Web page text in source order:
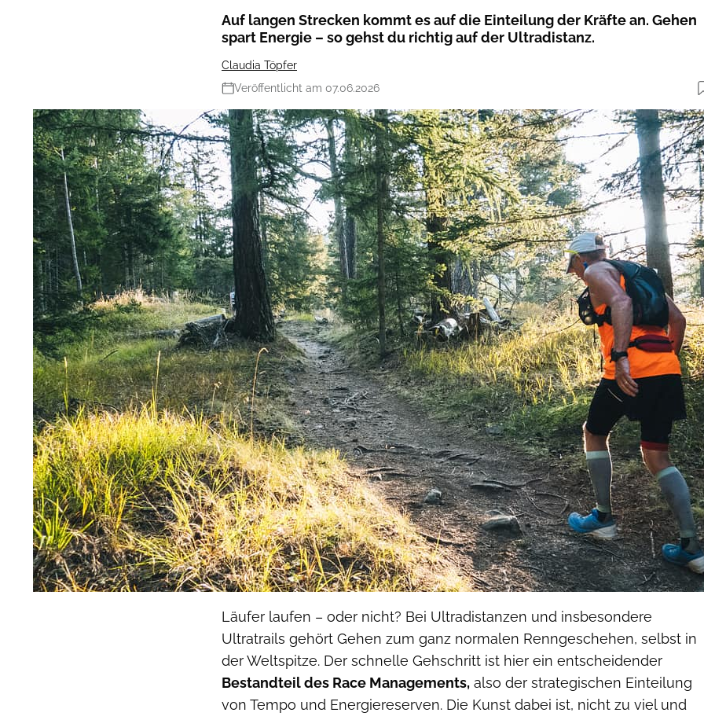
Auf langen Strecken kommt es auf die Einteilung der Kräfte an. Gehen
spart Energie – so gehst du richtig auf der Ultradistanz.
Claudia Töpfer
Veröffentlicht am 07.06.2026
Läufer laufen – oder nicht? Bei Ultradistanzen und insbesondere
Ultratrails gehört Gehen zum ganz normalen Renngeschehen, selbst in
der Weltspitze. Der schnelle Gehschritt ist hier ein entscheidender
Bestandteil des Race Managements, also der strategischen Einteilung
von Tempo und Energiereserven. Die Kunst dabei ist, nicht zu viel und